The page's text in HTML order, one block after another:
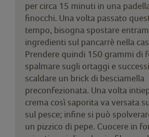
per circa 15 minuti in una
finocchi. Una volta passato
tempo, bisogna spostare
ingredienti sul pancarrè nella
Prendere quindi 150 grammi di
spalmare sugli ortaggi e
scaldare un brick di besciamella
preconfezionata. Una volta
crema così saporita va versata
sul pesce; infine si può
un pizzico di pepe. Cuocere in